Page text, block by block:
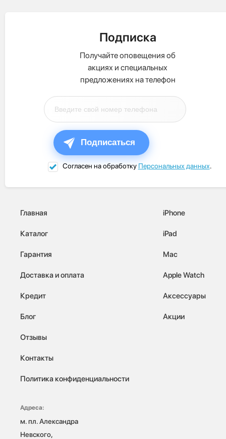
Подписка
Получайте оповещения об
акциях и специальных
предложениях на телефон
Подписаться
Согласен на обработку Персональных данных.
Главная
Каталог
Гарантия
Доставка и оплата
Кредит
Блог
Отзывы
Контакты
Политика конфиденциальности
iPhone
iPad
Mac
Apple Watch
Аксессуары
Акции
Адреса:
м. пл. Александра
Невского,